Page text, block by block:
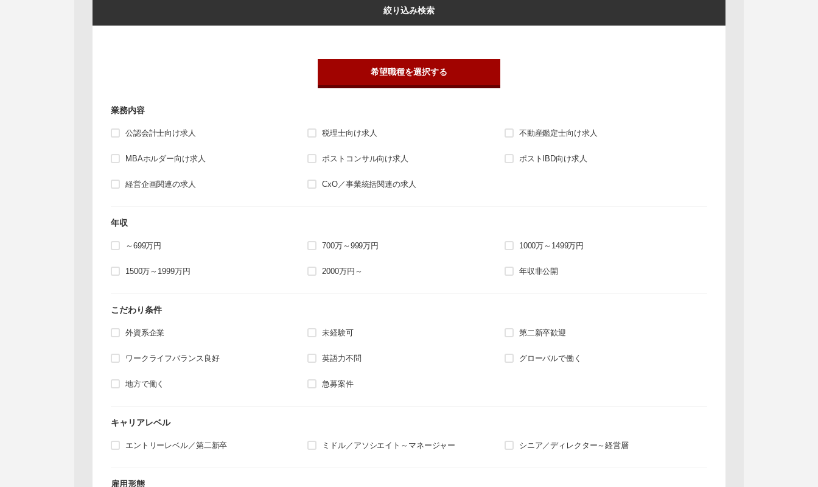
絞り込み検索
希望職種を選択する
業務内容
公認会計士向け求人 税理士向け求人 不動産鑑定士向け求人
MBAホルダー向け求人 ポストコンサル向け求人 ポストIBD向け求人
経営企画関連の求人 CxO／事業統括関連の求人
年収
～699万円 700万～999万円 1000万～1499万円
1500万～1999万円 2000万円～ 年収非公開
こだわり条件
外資系企業 未経験可 第二新卒歓迎
ワークライフバランス良好 英語力不問 グローバルで働く
地方で働く 急募案件
キャリアレベル
エントリーレベル／第二新卒 ミドル／アソシエイト～マネージャー シニア／ディレクター～経営層
雇用形態